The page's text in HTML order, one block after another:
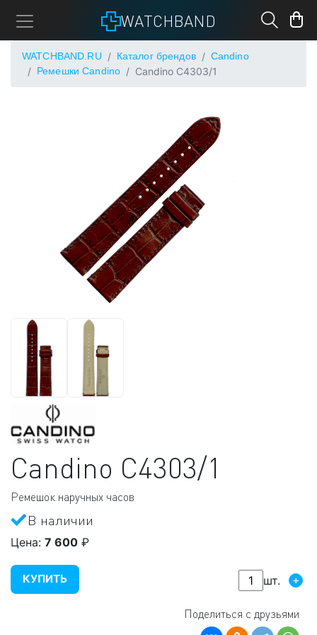
WATCHBAND
WATCHBAND.RU Каталог брендов
Candino
Ремешки Candino
Candino C4303/1
Candino C4303/1
Ремешок наручных часов
В наличии
Цена: 7 600 ₽
КУПИТЬ шт. +
Поделиться с друзьями